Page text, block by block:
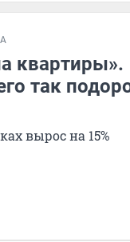
квартиры».
так
вырос на 15%